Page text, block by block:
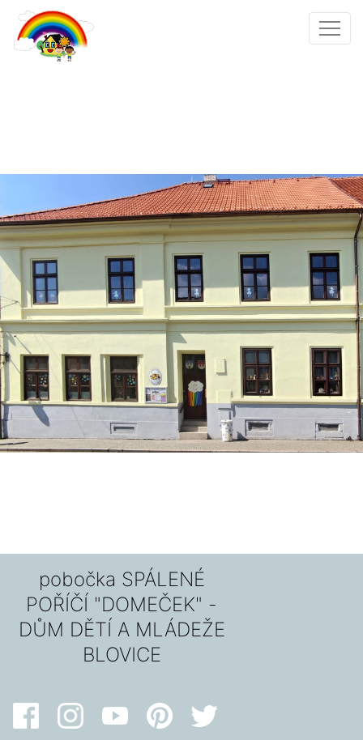
pobočka SPÁLENÉ
POŘÍČÍ "DOMEČEK" -
DŮM DĚTÍ A MLÁDEŽE
BLOVICE